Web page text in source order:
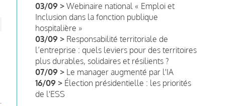
03/09 > Webinaire national « Emploi et
Inclusion dans la fonction publique
hospitalière »
03/09 > Responsabilité territoriale de
l’entreprise : quels leviers pour des territoires
plus durables, solidaires et résilients ?
07/09 > Le manager augmenté par l'IA
16/09 > Élection présidentielle : les priorités
de l'ESS